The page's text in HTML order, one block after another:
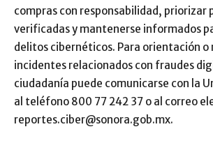
compras con responsabilidad, priorizar
verificadas y mantenerse informados
delitos cibernéticos. Para orientación o
incidentes relacionados con fraudes
ciudadanía puede comunicarse con la
al teléfono 800 77 242 37 o al correo
reportes.ciber@sonora.gob.mx.